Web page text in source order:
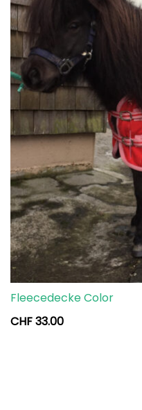
Fleecedecke Color
CHF33.00